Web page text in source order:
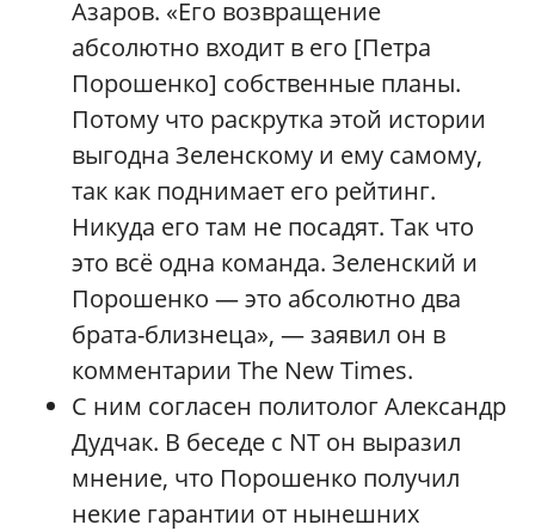
Азаров. «Его возвращение
абсолютно входит в его [Петра
Порошенко] собственные планы.
Потому что раскрутка этой истории
выгодна Зеленскому и ему самому,
так как поднимает его рейтинг.
Никуда его там не посадят. Так что
это всё одна команда. Зеленский и
Порошенко — это абсолютно два
брата-близнеца», — заявил он в
комментарии The New Times.
С ним согласен политолог Александр
Дудчак. В беседе с NT он выразил
мнение, что Порошенко получил
некие гарантии от нынешних